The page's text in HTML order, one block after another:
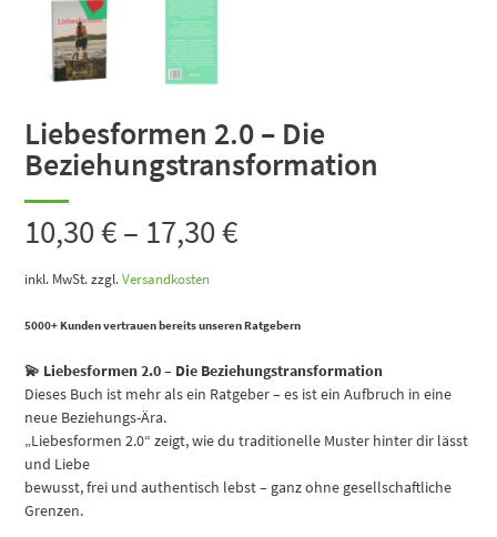
Liebesformen 2.0 – Die
Beziehungstransformation
10,30€– 17,30€
inkl. MwSt. zzgl.Versandkosten
5000+ Kunden vertrauen bereits unseren Ratgebern
💫 Liebesformen 2.0 – Die Beziehungstransformation
Dieses Buch ist mehr als ein Ratgeber – es ist ein Aufbruch in eine
neue Beziehungs-Ära.
„Liebesformen 2.0“ zeigt, wie du traditionelle Muster hinter dir lässt
und Liebe
bewusst, frei und authentisch lebst – ganz ohne gesellschaftliche
Grenzen.